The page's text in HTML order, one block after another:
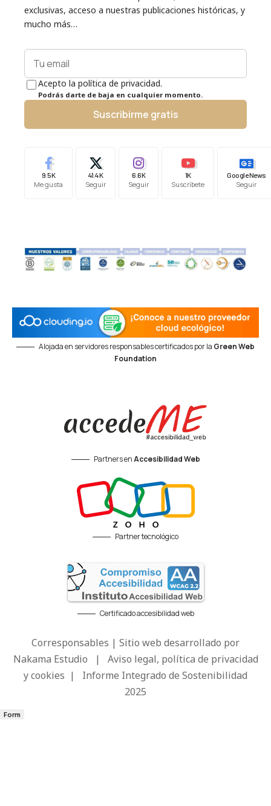
exclusivas, acceso a nuestras publicaciones históricas, y
mucho más…
Acepto la política de privacidad.
Podrás darte de baja en cualquier momento.
Suscribirme gratis
9.5K
Me gusta
41.4K
Seguir
6.6K
Seguir
1K
Suscríbete
Google News
Seguir
Alojada en servidores responsables certificados por la Green Web
Foundation
Partners enAccesibilidad Web
Partner tecnológico
Certificado accesibilidad web
Corresponsables | Sitio web desarrollado por
Nakama Estudio | Aviso legal, política de privacidad
y cookies | Informe Integrado de Sostenibilidad
2025
Form